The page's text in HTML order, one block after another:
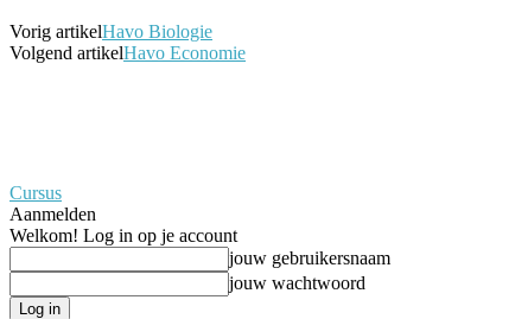
Vorig artikelHavo Biologie
Volgend artikelHavo Economie
Cursus
Aanmelden
Welkom! Log in op je account
jouw gebruikersnaam
jouw wachtwoord